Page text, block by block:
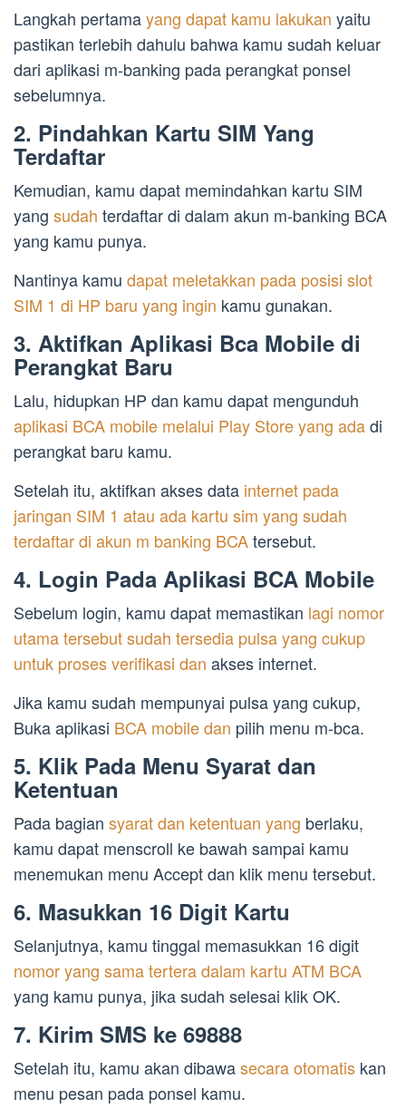
Langkah pertamayang dapat kamu lakukan yaitu
pastikan terlebih dahulu bahwa kamu sudah keluar
dari aplikasi m-banking pada perangkat ponsel
sebelumnya.
2. Pindahkan Kartu SIM Yang
Terdaftar
Kemudian, kamu dapat memindahkan kartu SIM
yang sudah terdaftar di dalam akun m-banking BCA
yang kamu punya.
Nantinya kamu dapat meletakkan pada posisi slot
SIM 1 di HP baru yang ingin kamu gunakan.
3. Aktifkan Aplikasi Bca Mobile di
Perangkat Baru
Lalu, hidupkan HP dan kamu dapat mengunduh
aplikasi BCA mobile melalui Play Store yang adadi
perangkat baru kamu.
Setelah itu, aktifkan akses data internet pada
jaringan SIM 1 atau ada kartu sim yang sudah
terdaftar di akun m banking BCAtersebut.
4. Login Pada Aplikasi BCA Mobile
Sebelum login, kamu dapat memastikan lagi nomor
utama tersebut sudah tersedia pulsa yang cukup
untuk proses verifikasi dan akses internet.
Jika kamu sudah mempunyai pulsa yang cukup,
Buka aplikasi BCA mobile dan pilih menu m-bca.
5. Klik Pada Menu Syarat dan
Ketentuan
Pada bagian syarat dan ketentuan yang berlaku,
kamu dapat menscroll ke bawah sampai kamu
menemukan menu Accept dan klik menu tersebut.
6. Masukkan 16 Digit Kartu
Selanjutnya, kamu tinggal memasukkan 16 digit
nomor yang sama tertera dalam kartu ATM BCA
yang kamu punya, jika sudah selesai klik OK.
7. Kirim SMS ke 69888
Setelah itu, kamu akan dibawasecara otomatis kan
menu pesan pada ponsel kamu.